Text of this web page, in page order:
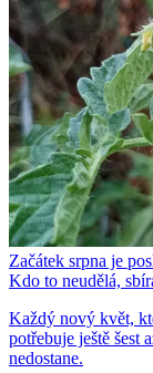
Začátek srpna je
Kdo to neudělá,
Každý nový květ,
potřebuje ještě šest
nedostane.